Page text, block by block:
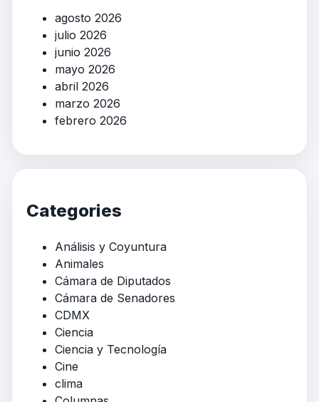
agosto 2026
julio 2026
junio 2026
mayo 2026
abril 2026
marzo 2026
febrero 2026
Categories
Análisis y Coyuntura
Animales
Cámara de Diputados
Cámara de Senadores
CDMX
Ciencia
Ciencia y Tecnología
Cine
clima